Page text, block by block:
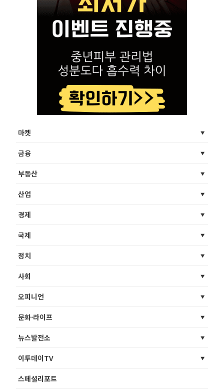
마켓
금융
부동산
산업
경제
국제
정치
사회
오피니언
문화·라이프
뉴스발전소
이투데이TV
스페셜리포트